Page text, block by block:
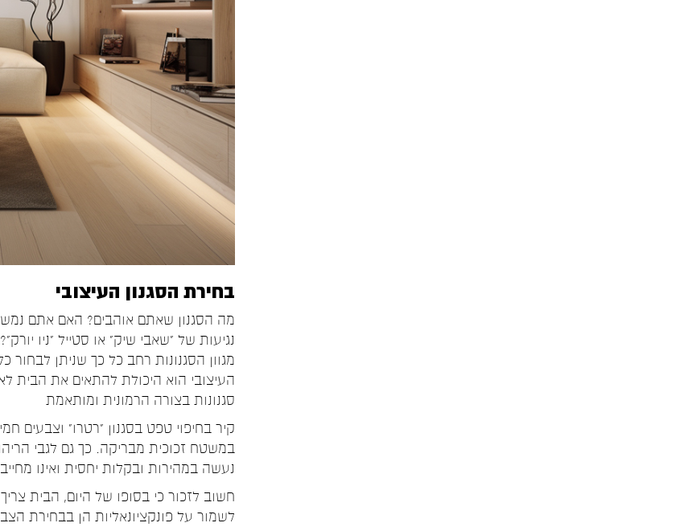
בחירת הסגנון העיצובי
מה הסגנון שאתם אוהבים? האם אתם
נגיעות של "שאבי שיק" או סטייל "ניו
מגוון הסגנונות רחב כל כך שניתן
העיצובי הוא היכולת להתאים את הבית
סגנונות בצורה הרמונית ומותאמת
קיר בחיפוי טפט בסגנון "רטרו" וצבעים
במשטח זכוכית מבריקה. כך גם לגבי
נעשה במהירות ובקלות יחסית ואינו
חשוב לזכור כי בסופו של היום, הבית
לשמור על פונקציונאליות הן בבחירת